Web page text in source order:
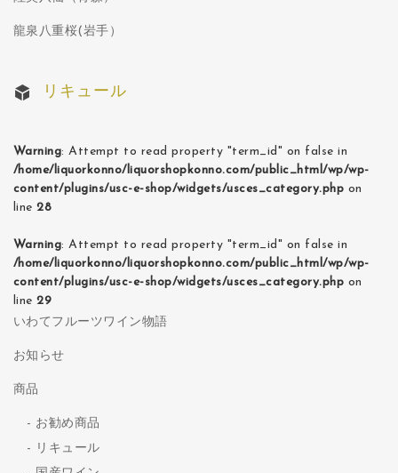
龍泉八重桜(岩手）
リキュール
Warning: Attempt to read property "term_id" on false in
/home/liquorkonno/liquorshopkonno.com/public_html/wp/wp-
content/plugins/usc-e-shop/widgets/usces_category.php on
line28
Warning: Attempt to read property "term_id" on false in
/home/liquorkonno/liquorshopkonno.com/public_html/wp/wp-
content/plugins/usc-e-shop/widgets/usces_category.php on
line29
いわてフルーツワイン物語
お知らせ
商品
お勧め商品
リキュール